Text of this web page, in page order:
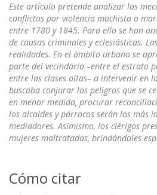
Este artículo pretende analizar los
conflictos por violencia machista o
entre 1780 y 1845. Para ello se han
de causas criminales y eclesiásticas.
realidades. En el ámbito urbano se
parte del vecindario –entre el estrato
entre las clases altas– a intervenir en
buscaba conjurar los peligros que se
en menor medida, procurar
los alcaldes y párrocos serán los más
mediadores. Asimismo, los clérigos
mujeres maltratadas, brindándoles
Cómo citar